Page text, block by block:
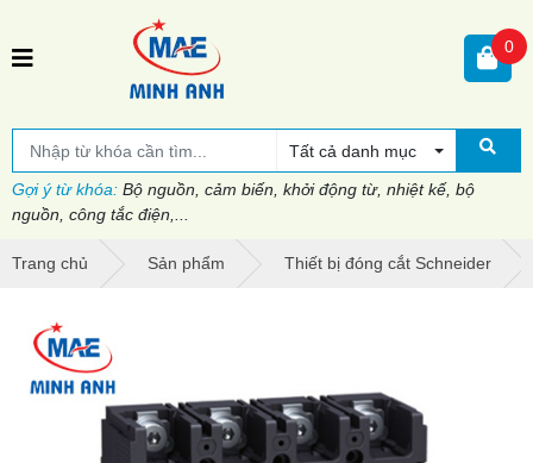
Tất cả danh mục
Gợi ý từ khóa: Bộ nguồn, cảm biến, khởi động từ, nhiệt kế, bộ
nguồn, công tắc điện,...
0
Trang chủ Sản phẩm Thiết bị đóng cắt Schneider